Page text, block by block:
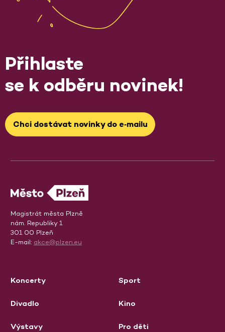
Přihlaste
se k odběru novinek!
Chci dostávat novinky do e‑mailu
Magistrát města Plzně
nám. Republiky 1
301 00 Plzeň
E-mail: akce@plzen.eu
Koncerty
Divadlo
Výstavy
Sport
Kino
Pro děti